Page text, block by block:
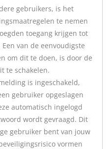
gebruikers, is het
te nemen
toegang krijgen tot
van de eenvoudigste
om dit te doen, is door de
te schakelen.
is ingeschakeld,
gebruiker opgeslagen
automatisch ingelogd
wordt gevraagd. Dit
gebruiker bent van jouw
vormen